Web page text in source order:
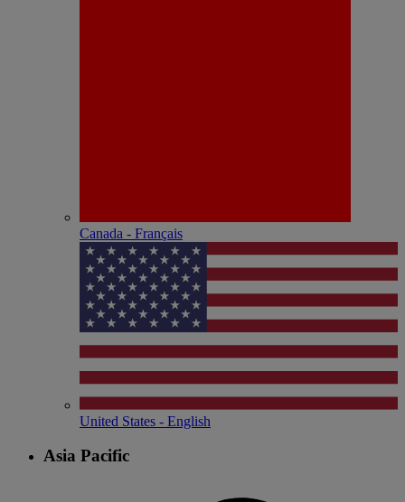
Canada - Français
United States - English
Asia Pacific